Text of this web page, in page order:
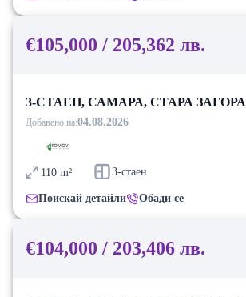
€105,000 / 205,362 лв.
3-СТАЕН, САМАРА, СТАРА ЗАГОРА
Добавено на:04.08.2026
110 m² 3-стаен
Поискай детайли Обади се
€104,000 / 203,406 лв.